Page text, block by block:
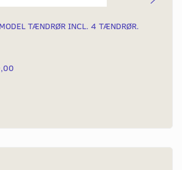
TÆNDRØR INCL. 4 TÆNDRØR.